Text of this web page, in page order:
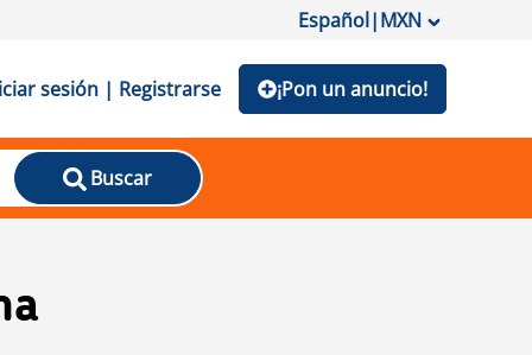
Español|MXN
sesión | Registrarse ¡Pon un anuncio!
Buscar